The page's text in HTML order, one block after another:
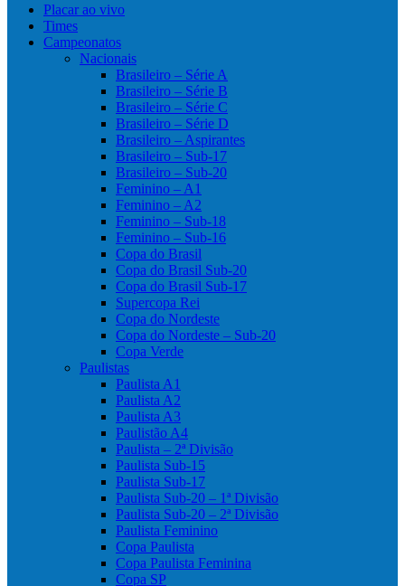
Placar ao vivo
Times
Campeonatos
Nacionais
Brasileiro – Série A
Brasileiro – Série B
Brasileiro – Série C
Brasileiro – Série D
Brasileiro – Aspirantes
Brasileiro – Sub-17
Brasileiro – Sub-20
Feminino – A1
Feminino – A2
Feminino – Sub-18
Feminino – Sub-16
Copa do Brasil
Copa do Brasil Sub-20
Copa do Brasil Sub-17
Supercopa Rei
Copa do Nordeste
Copa do Nordeste – Sub-20
Copa Verde
Paulistas
Paulista A1
Paulista A2
Paulista A3
Paulistão A4
Paulista – 2ª Divisão
Paulista Sub-15
Paulista Sub-17
Paulista Sub-20 – 1ª Divisão
Paulista Sub-20 – 2ª Divisão
Paulista Feminino
Copa Paulista
Copa Paulista Feminina
Copa SP